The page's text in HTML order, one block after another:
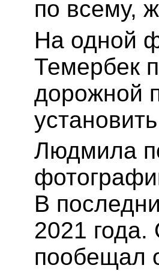
по всему,
На одной
Темербек
дорожной
Людмила
В
2021 года.
пообещал